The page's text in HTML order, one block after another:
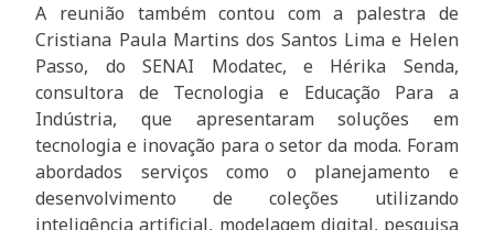
A reunião também contou com a palestra de
Cristiana Paula Martins dos Santos Lima e Helen
Passo, do SENAI Modatec, e Hérika Senda,
consultora de Tecnologia e Educação Para a
Indústria, que apresentaram soluções em
tecnologia e inovação para o setor da moda. Foram
abordados serviços como o planejamento e
desenvolvimento de coleções utilizando
inteligência artificial, modelagem digital, pesquisa